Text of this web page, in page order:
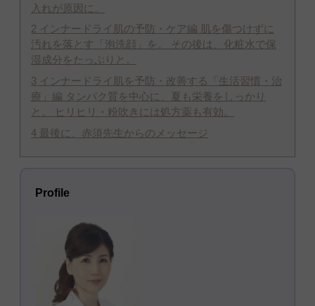
入れが原因に。
2 インナードライ肌の予防・ケア編 肌を傷つけずに
汚れを落とす「泡洗顔」を。 その後は、化粧水で保
湿成分をたっぷりと。
3 インナードライ肌を予防・改善する「生活習慣・治
療」編 タンパク質を中心に、夏も栄養をしっかり
と。 ヒリヒリ・粉吹きには処方薬も有効。
4 最後に、赤須先生からのメッセージ
Profile